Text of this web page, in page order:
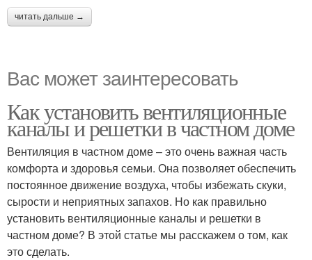
читать дальше →
Вас может заинтересовать
Как установить вентиляционные
каналы и решетки в частном доме
Вентиляция в частном доме – это очень важная часть
комфорта и здоровья семьи. Она позволяет обеспечить
постоянное движение воздуха, чтобы избежать скуки,
сырости и неприятных запахов. Но как правильно
установить вентиляционные каналы и решетки в
частном доме? В этой статье мы расскажем о том, как
это сделать.